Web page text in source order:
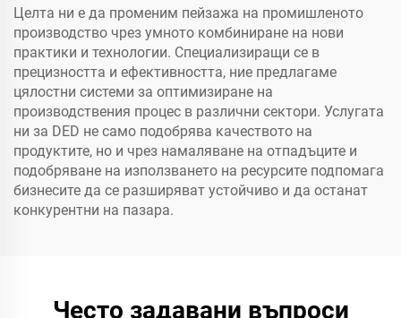
Целта ни е да променим пейзажа на промишленото
производство чрез умното комбиниране на нови
практики и технологии. Специализиращи се в
прецизността и ефективността, ние предлагаме
цялостни системи за оптимизиране на
производствения процес в различни сектори. Услугата
ни за DED не само подобрява качеството на
продуктите, но и чрез намаляване на отпадъците и
подобряване на използването на ресурсите подпомага
бизнесите да се разширяват устойчиво и да останат
конкурентни на пазара.
Често задавани въпроси